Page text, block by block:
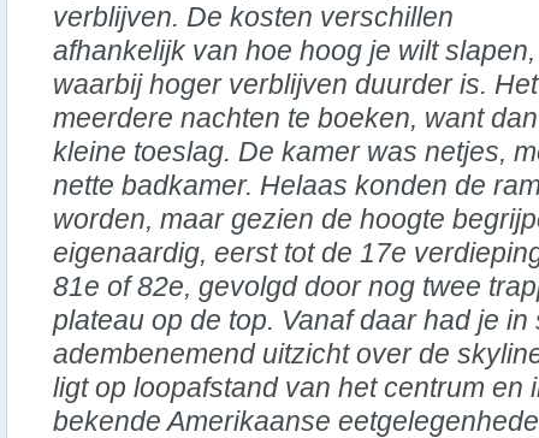
verblijven. De kosten verschillen
afhankelijk van hoe hoog je wilt slapen,
waarbij hoger verblijven duurder is.
meerdere nachten te boeken, want
kleine toeslag. De kamer was netjes,
nette badkamer. Helaas konden de
worden, maar gezien de hoogte
eigenaardig, eerst tot de 17e
81e of 82e, gevolgd door nog twee
plateau op de top. Vanaf daar had je
adembenemend uitzicht over de
ligt op loopafstand van het centrum en
bekende Amerikaanse